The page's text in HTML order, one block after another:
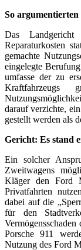
So
Das
Reparaturkosten
gemachte
eingelegte
umfasse der zu
darauf verzichte,
gestellt werden als
Gericht: Es stand
Ein solcher
Zweitwagens
Kläger den Ford
Privatfahrten
dabei auf die
für den
Porsche 911
Nutzung des Ford